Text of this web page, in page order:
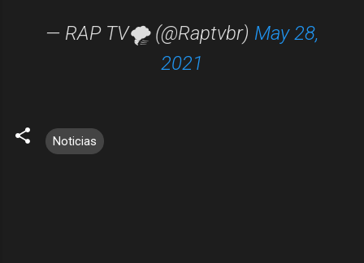
— RAP TV🌪️ (@Raptvbr) May 28,
2021
Noticias